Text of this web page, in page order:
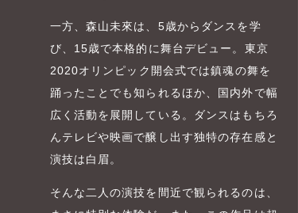
一方、森山未來は、5歳からダンスを学
び、15歳で本格的に舞台デビュー。東京
2020オリンピック開会式では鎮魂の舞を
踊ったことでも知られるほか、国内外で幅
広く活動を展開している。ダンスはもちろ
んテレビや映画で醸し出す独特の存在感と
演技は白眉。
そんな二人の演技を間近で観られるのは、